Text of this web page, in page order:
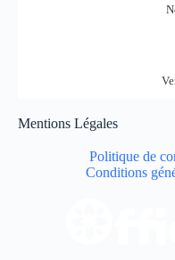
Mentions Légales
Politique de
Conditions